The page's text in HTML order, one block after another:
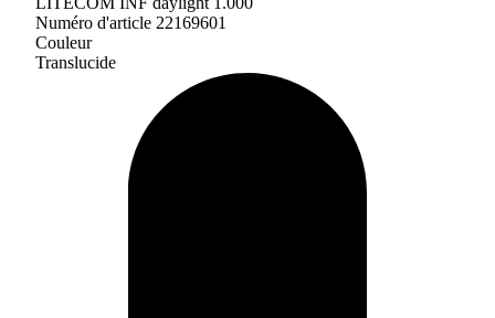
Numéro d'article 22169601
Couleur
Translucide